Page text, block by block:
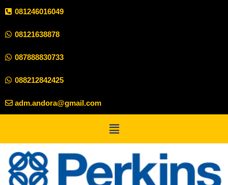
081246016049
08121638878
087888830733
088212842425
adm.andora@gmail.com